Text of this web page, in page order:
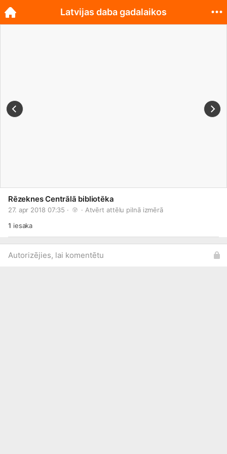
Rēzeknes Centrālā bibliotēka
27. apr 2018 07:35 · · Atvērt attēlu pilnā izmērā
1 iesaka
Autorizējies, lai komentētu
Latvijas daba gadalaikos